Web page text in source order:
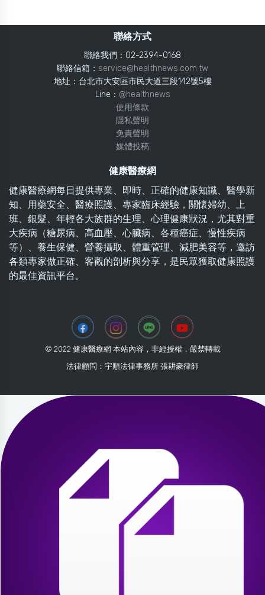
聯絡方式
聯絡我們：02-2394-0168
聯絡信箱： service@healthnews.com.tw
地址：台北市大安區市民大道三段142號5樓
Line： @healthnews
使用條款
隱私聲明
免責聲明
媒體投稿
健康醫療網
健康醫療網每日提供專業、即時、正確的健康知識、醫學新
知、用藥安全、醫療照護、專家臨床經驗，關懷婦幼、上
班、銀髮、年輕各大族群的生理、心理健康狀況，尤其對重
大疾病（糖尿病、高血壓、心臟病、各種癌症、慢性疾病
等）、養生保健、營養攝取、體重管理、減肥美容等，邀訪
各類專家做正確、客觀的剖析與分享，是民眾獲取健康照護
的最佳資訊平台。
© 2022 健康醫療網 本站內容，非經授權，嚴禁轉載
法律顧問：宇順法律事務所 張耕豪律師